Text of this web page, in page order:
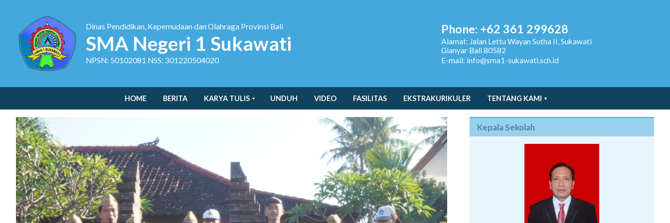
Dinas Pendidikan, Kepemudaan dan Olahraga Provinsi Bali
SMA Negeri 1 Sukawati
NPSN: 50102081 NSS: 301220504020
Phone: +62 361 299628
Alamat: Jalan Lettu Wayan Sutha II, Sukawati
Gianyar Bali 80582
E-mail: info@sma1-sukawati.sch.id
HOME BERITA KARYA TULIS UNDUH VIDEO FASILITAS EKSTRAKURIKULER TENTANG KAMI
Kepala Sekolah